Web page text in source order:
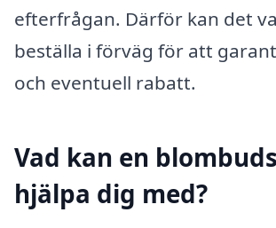
efterfrågan. Därför kan det
beställa i förväg för att
och eventuell rabatt.
Vad kan en
hjälpa dig med?